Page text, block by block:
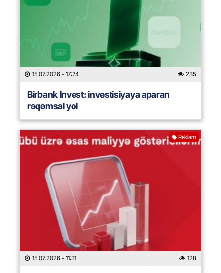
15.07.2026 - 17:24 235
Birbank Invest: investisiyaya aparan
rəqəmsal yol
Reklam
15.07.2026 - 11:31 128